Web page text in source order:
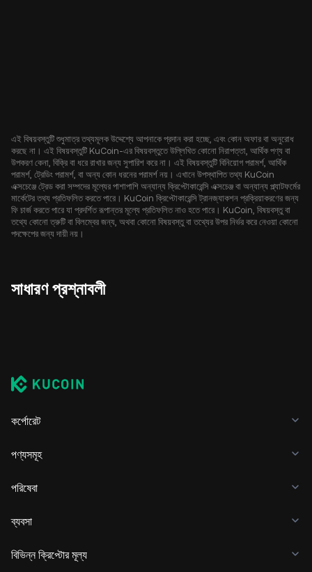
এই বিষয়বস্তুটি শুধুমাত্র তথ্যমূলক উদ্দেশ্যে আপনাকে প্রদান করা হচ্ছে, এবং কোন অফার বা অনুরোধ
করছে না। এই বিষয়বস্তুটি KuCoin-এর বিষয়বস্তুতে উল্লিখিত কোনো নিরাপত্তা, আর্থিক পণ্য বা
উপকরণ কেনা, বিক্রি বা ধরে রাখার জন্য সুপারিশ করে না। এই বিষয়বস্তুটি বিনিয়োগ পরামর্শ, আর্থিক
পরামর্শ, ট্রেডিং পরামর্শ, বা অন্য কোন ধরনের পরামর্শ নয়। এখানে উপস্থাপিত তথ্য KuCoin
এক্সচেঞ্জে ট্রেড করা সম্পদের মূল্যের পাশাপাশি অন্যান্য ক্রিপ্টোকারেন্সি এক্সচেঞ্জ বা অন্যান্য প্ল্যাটফর্মের
মার্কেটের তথ্য প্রতিফলিত করতে পারে। KuCoin ক্রিপ্টোকারেন্সি ট্রানজ্যাকশন প্রক্রিয়াকরণের জন্য
ফি চার্জ করতে পারে যা প্রদর্শিত রূপান্তর মূল্যে প্রতিফলিত নাও হতে পারে। KuCoin, বিষয়বস্তু বা
তথ্যে কোনো ত্রুটি বা বিলম্বের জন্য, অথবা কোনো বিষয়বস্তু বা তথ্যের উপর নির্ভর করে নেওয়া কোনো
পদক্ষেপের জন্য দায়ী নয়।
সাধারণ প্রশ্নাবলী
কর্পোরেট
পণ্যসমূহ
পরিষেবা
ব্যবসা
বিভিন্ন ক্রিপ্টোর মূল্য